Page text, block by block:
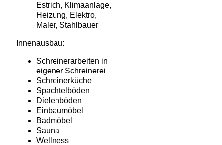
Estrich, Klimaanlage,
Heizung, Elektro,
Maler, Stahlbauer
Innenausbau:
Schreinerarbeiten in
eigener Schreinerei
Schreinerküche
Spachtelböden
Dielenböden
Einbaumöbel
Badmöbel
Sauna
Wellness